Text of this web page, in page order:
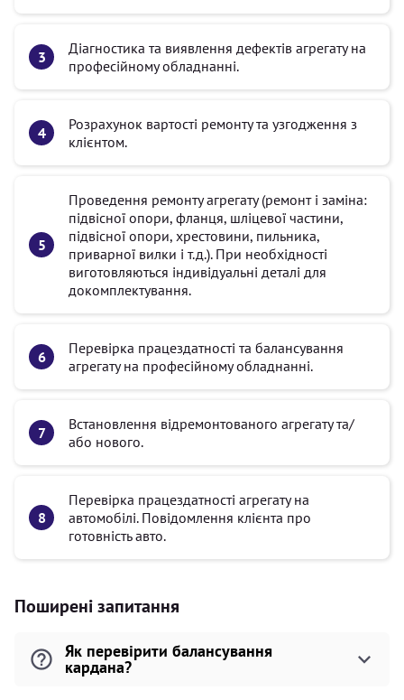
Діагностика та виявлення дефектів агрегату на
професійному обладнанні.
Розрахунок вартості ремонту та узгодження з
клієнтом.
Проведення ремонту агрегату (ремонт і заміна:
підвісної опори, фланця, шліцевої частини,
підвісної опори, хрестовини, пильника,
приварної вилки і т.д.). При необхідності
виготовляються індивідуальні деталі для
докомплектування.
Перевірка працездатності та балансування
агрегату на професійному обладнанні.
Встановлення відремонтованого агрегату та/
або нового.
Перевірка працездатності агрегату на
автомобілі. Повідомлення клієнта про
готовність авто.
Поширені запитання
Як перевірити балансування
кардана?